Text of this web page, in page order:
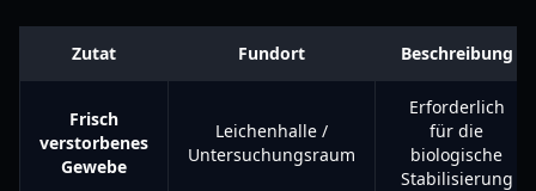
Zutat Fundort Beschreibung
Frisch
verstorbenes
Gewebe
Leichenhalle /
Untersuchungsraum
Erforderlich
für die
biologische
Stabilisierung